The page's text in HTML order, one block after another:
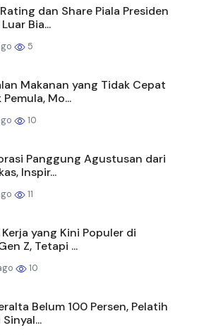
dan Share Piala Presiden
Bia...
5
Makanan yang Tidak Cepat
Mo...
10
Panggung Agustusan dari
Inspir...
11
yang Kini Populer di
Z, Tetapi ...
10
Belum 100 Persen, Pelatih